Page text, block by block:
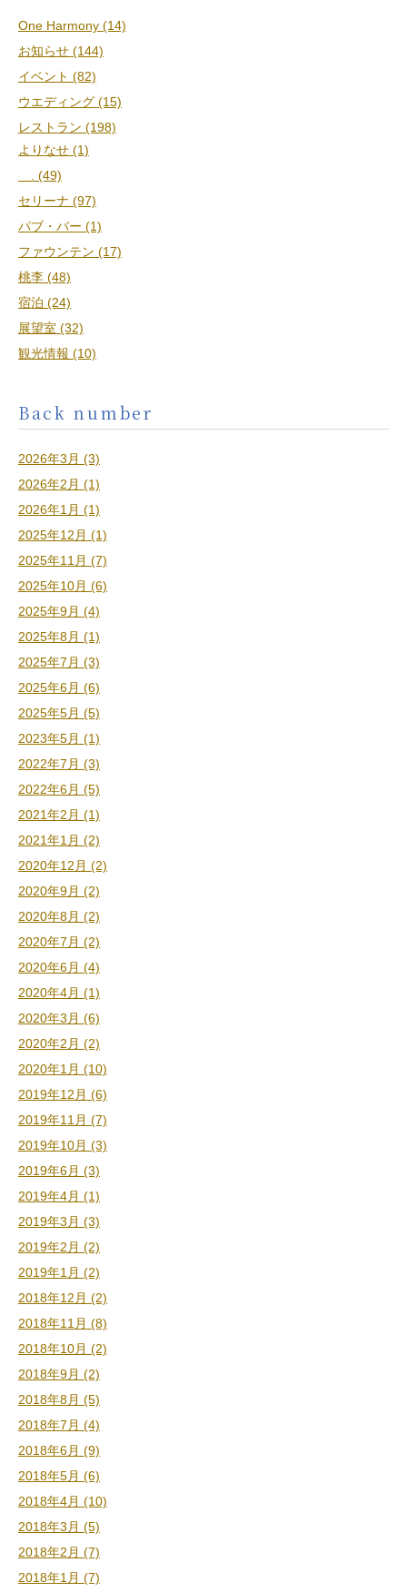
One Harmony (14)
お知らせ (144)
イベント (82)
ウエディング (15)
レストラン (198)
よりなせ (1)
. (49)
セリーナ (97)
パブ・バー (1)
ファウンテン (17)
桃李 (48)
宿泊 (24)
展望室 (32)
観光情報 (10)
Back number
2026年3月 (3)
2026年2月 (1)
2026年1月 (1)
2025年12月 (1)
2025年11月 (7)
2025年10月 (6)
2025年9月 (4)
2025年8月 (1)
2025年7月 (3)
2025年6月 (6)
2025年5月 (5)
2023年5月 (1)
2022年7月 (3)
2022年6月 (5)
2021年2月 (1)
2021年1月 (2)
2020年12月 (2)
2020年9月 (2)
2020年8月 (2)
2020年7月 (2)
2020年6月 (4)
2020年4月 (1)
2020年3月 (6)
2020年2月 (2)
2020年1月 (10)
2019年12月 (6)
2019年11月 (7)
2019年10月 (3)
2019年6月 (3)
2019年4月 (1)
2019年3月 (3)
2019年2月 (2)
2019年1月 (2)
2018年12月 (2)
2018年11月 (8)
2018年10月 (2)
2018年9月 (2)
2018年8月 (5)
2018年7月 (4)
2018年6月 (9)
2018年5月 (6)
2018年4月 (10)
2018年3月 (5)
2018年2月 (7)
2018年1月 (7)